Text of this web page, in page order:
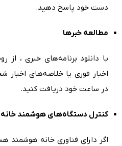
دست خود پاسخ دهید.
مطالعه خبرها
با دانلود برنامه‌های خبری ، از
اخبار فوری یا خلاصه‌های
در ساعت خود دریافت کنید.
کنترل دستگاه‌های هوشمند خانه
اگر دارای فناوری خانه هوشمند